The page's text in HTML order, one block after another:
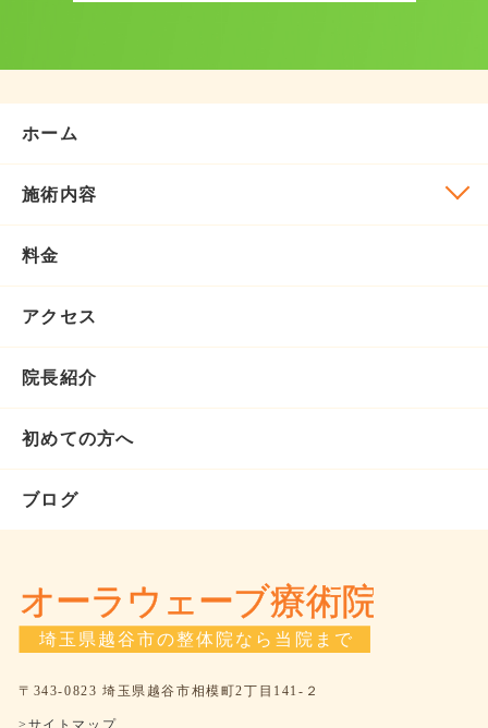
ホーム
施術内容
料金
アクセス
院長紹介
初めての方へ
ブログ
〒343-0823 埼玉県越谷市相模町2丁目141-２
>サイトマップ